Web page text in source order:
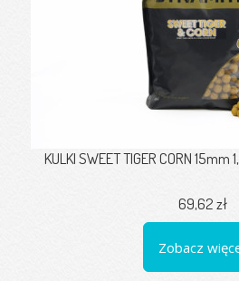
KULKI SWEET TIGER CORN 15mm
69,62 zł
Zobacz